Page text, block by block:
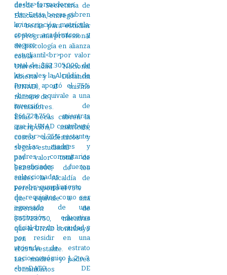
desde la Secretaría de
Educación, entregó
47 becas para estudiar
el programa profesional
de psicología en alianza
con la
Universidad Nacional
Abierta y a Distancia
(UNAD), al mismo
número de
formadores.
Estas becas cubren la
inscripción, matrícula,
costos académicos y
seguro estudiantil
por valor total de
$82.305.000, de los
cuales la Alcaldía de
Pereira aportó el 75%
que equivale a una
inversión de
$61.728.750, mientras
que la UNAD contribuyó
con
el 25% restante.
Las madres y padres
comunitarios